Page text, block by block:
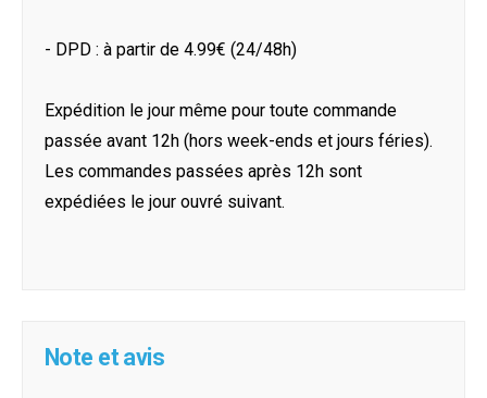
- DPD : à partir de 4.99€ (24/48h)
Expédition le jour même pour toute commande
passée avant 12h (hors week-ends et jours féries).
Les commandes passées après 12h sont
expédiées le jour ouvré suivant.
Note et avis